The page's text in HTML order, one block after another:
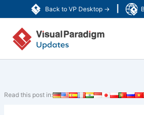
Back to VP Desktop →
至
Read this post in: